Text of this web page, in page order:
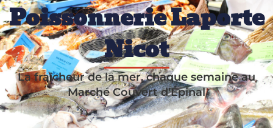
Poissonnerie Laporte
Nicot
La fraîcheur de la mer, chaque semaine au
Marché Couvert d’Épinal